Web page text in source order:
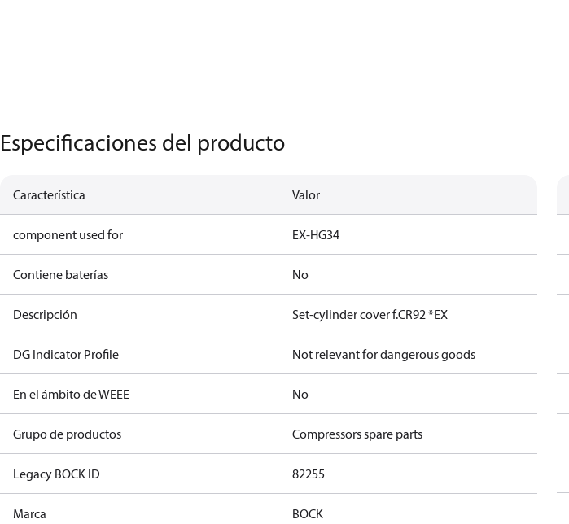
Especificaciones del producto
Característica Valor
component used for EX-HG34
Contiene baterías No
Descripción Set-cylinder cover f.CR92 *EX
DG Indicator Profile Not relevant for dangerous goods
En el ámbito de WEEE No
Grupo de productos Compressors spare parts
Legacy BOCK ID 82255
Marca BOCK